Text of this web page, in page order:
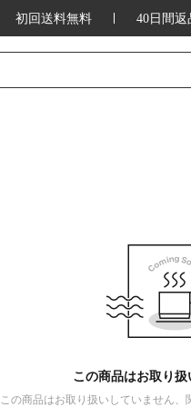
初回送料無料 40日間返
この商品はお取り
この商品はお取り扱いしていません